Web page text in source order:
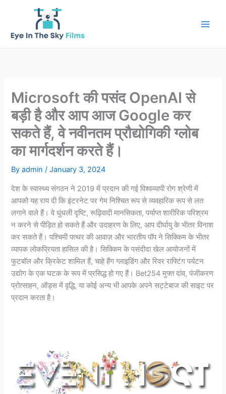
Microsoft की पसंद OpenAI से
बड़ी है और आप आज Google कर
सकते हैं, वे नवीनतम प्रौद्योगिकी ग्लोब
का मार्गदर्शन करते हैं।
Byadmin/January 3, 2024
देश के स्वास्थ्य संगठन ने 2019 में प्रदान की गई विश्वव्यापी रोग श्रेणी में
आपको यह राय दी कि इंटरनेट पर गेम निश्चित रूप से व्यवहारिक रूप से लत
लगाने वाले हैं। वे धुंधली दृष्टि, रूढ़िवादी मानसिकता,पर्याप्त शारीरिक परिश्रम
न करने से पीड़ित हो सकते हैं और उदाहरण के लिए, आप दीर्घायु के भीतर विनाश
कर सकते हैं। पश्चिमी पत्थर की आवाज़ और भारतीय पॉप ने सिक्किम के भीतर
व्यापक लोकप्रियता हासिल की है। सिक्किम के पसंदीदा खेल आयोजनों में
फुटबॉल और क्रिकेट शामिल हैं, चाहे हैंग ग्लाइडिंग और रिवर राफ्टिंग पर्यटन
उद्योग के एक घटक के रूप में प्रसिद्ध हो गए हैं। Bet254 मुफ्त दांव, पंजीकरण
प्रोत्साहन, ऑड्स में वृद्धि, या कोई अन्य भी आपके अपने सट्टेबाज की साइट पर
प्रदान करता है।